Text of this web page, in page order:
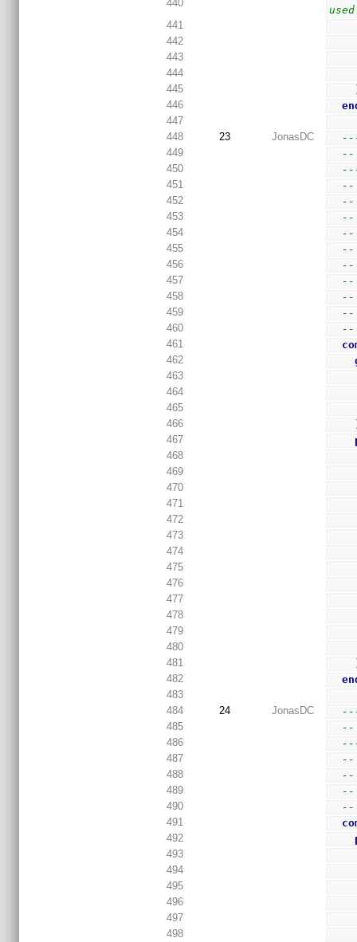
440
used
441
442
443
444
445
446
447
448
23 JonasDC
449
--
450
451
--
452
--
453
--
454
455
--
456
--
457
--
458
--
459
--
460
461
462
463
464
465
466
467
468
469
470
471
472
473
474
475
476
477
478
479
480
481
482
483
484
24 JonasDC
485
--
486
487
--
488
--
489
--
490
491
492
493
494
495
496
497
498